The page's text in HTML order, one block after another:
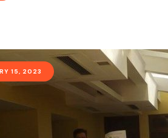
15, 2023